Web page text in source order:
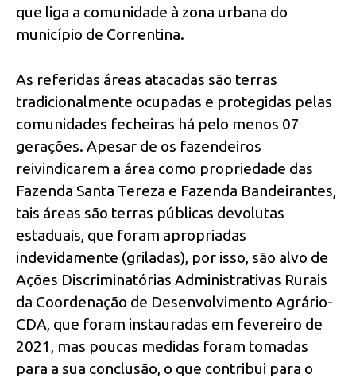
que liga a comunidade à zona urbana do
município de Correntina.
As referidas áreas atacadas são terras
tradicionalmente ocupadas e protegidas pelas
comunidades fecheiras há pelo menos 07
gerações. Apesar de os fazendeiros
reivindicarem a área como propriedade das
Fazenda Santa Tereza e Fazenda Bandeirantes,
tais áreas são terras públicas devolutas
estaduais, que foram apropriadas
indevidamente (griladas), por isso, são alvo de
Ações Discriminatórias Administrativas Rurais
da Coordenação de Desenvolvimento Agrário-
CDA, que foram instauradas em fevereiro de
2021, mas poucas medidas foram tomadas
para a sua conclusão, o que contribui para o